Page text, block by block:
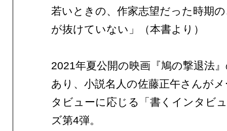
若いときの、作家志望だった時期
が抜けていない」（本書より）
2021年夏公開の映画『鳩の撃退法
あり、小説名人の佐藤正午さんが
タビューに応じる「書くインタビ
ズ第4弾。